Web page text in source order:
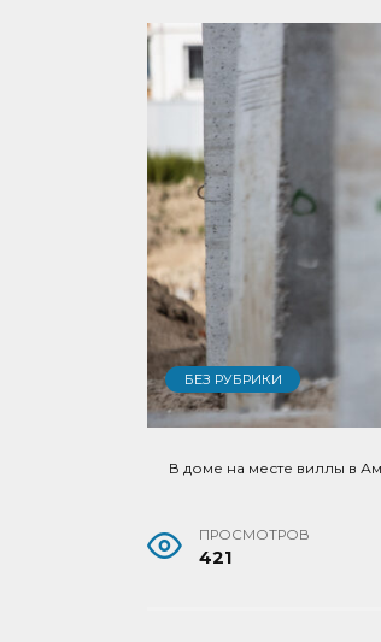
БЕЗ РУБРИКИ
В доме на месте виллы в
ПРОСМОТРОВ
421